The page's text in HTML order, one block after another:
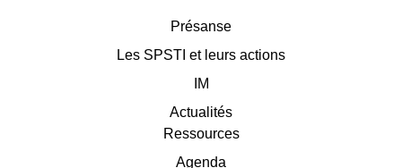
Présanse
Les SPSTI et leurs actions
IM
Actualités
Ressources
Agenda